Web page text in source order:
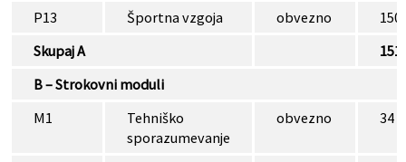
P13
Športna vzgoja obvezno
150
Skupaj A
B – Strokovni moduli
M1
Tehniško
sporazumevanje
obvezno 34